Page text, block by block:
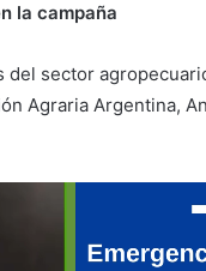
la campaña
sector
Agraria Argentina,